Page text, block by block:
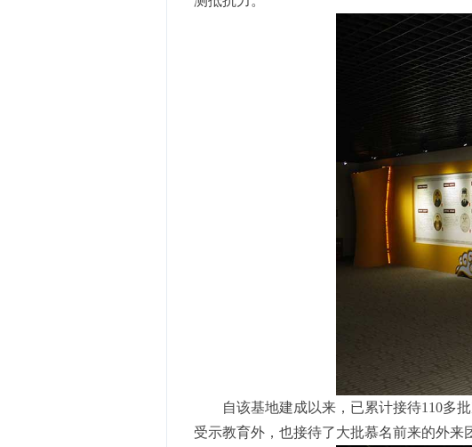
自该基地建成以来，已累计接待110多
受示教育外，也接待了大批慕名前来的外来